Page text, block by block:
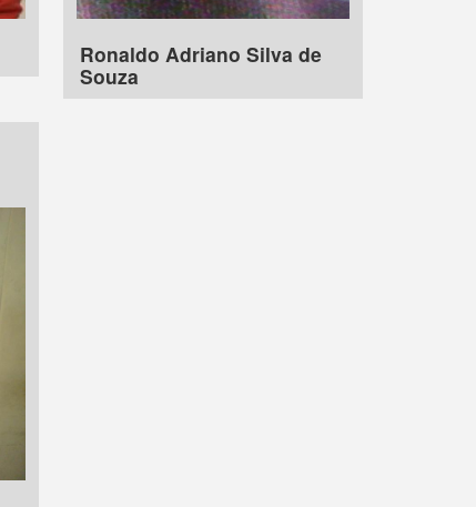
Ronaldo Adriano Silva de
Souza